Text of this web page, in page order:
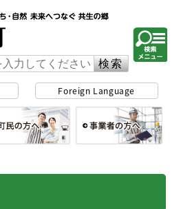
Foreign Language